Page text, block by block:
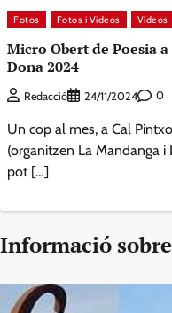
Fotos Fotos i Videos Vídeos
Micro Obert de Poesia
Dona 2024
Redacció 24/11/2024 0
Un cop al mes, a Cal
(organitzen La Mandanga
pot […]
Informació